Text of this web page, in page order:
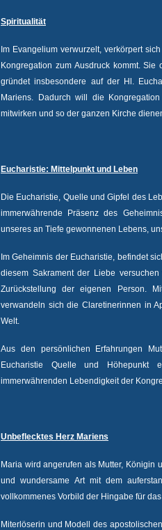
Spiritualität
Im Evangelium verwurzelt, verkörpert
Kongregation zum Ausdruck kommt.
gründet insbesondere auf der Hl.
Mariens. Dadurch will die
mitwirken und so der ganzen Kirche
Eucharistie: Mittelpunkt und Leben
Die Eucharistie, Quelle und Gipfel des
immerwährende Präsenz des
unseres an Tiefe gewonnenen Lebens,
Im Geheimnis der Eucharistie, befindet
diesem Sakrament der Liebe
Zurückstellung der eigenen Person.
verwandeln sich die Claretinerinnen in
Welt.
Aus den persönlichen Erfahrungen
Eucharistie Quelle und Höhepunkt
immerwährenden Lebendigkeit der
Unbeflecktes Herz Mariens
Maria wird angerufen als Mutter, Königin
und wundersame Art mit dem
vollkommenes Vorbild der Hingabe für
Miterlöserin und Modell des